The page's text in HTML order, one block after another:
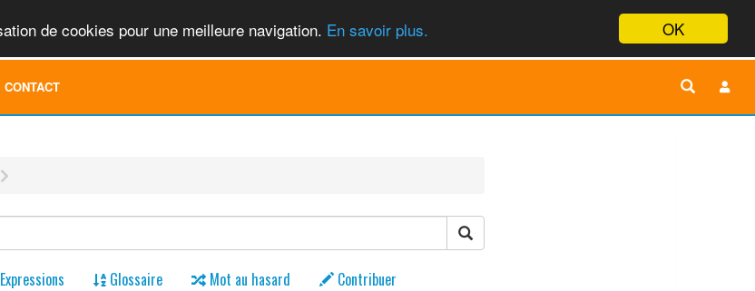
OK
de cookies pour une meilleure navigation. En savoir plus.
CONTACT
Expressions Glossaire Mot au hasard
Contribuer